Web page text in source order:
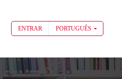
ENTRAR PORTUGUÊS